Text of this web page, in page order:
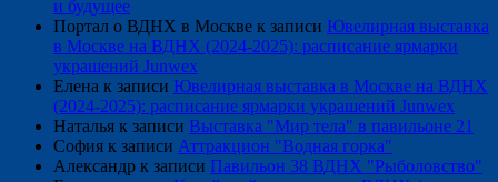
и будущее
Портал о ВДНХ в Москве к записи Ювелирная выставка
в Москве на ВДНХ (2024-2025): расписание ярмарки
украшений Junwex
Елена к записи Ювелирная выставка в Москве на ВДНХ
(2024-2025): расписание ярмарки украшений Junwex
Наталья к записи Выставка "Мир тела" в павильоне 21
София к записи Аттракцион "Водная горка"
Александр к записи Павильон 38 ВДНХ "Рыболовство"